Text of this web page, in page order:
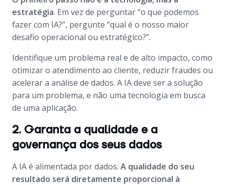
estratégia. Em vez de perguntar “o que podemos
fazer com IA?”, pergunte “qual é o nosso maior
desafio operacional ou estratégico?”.
Identifique um problema real e de alto impacto, como
otimizar o atendimento ao cliente, reduzir fraudes ou
acelerar a análise de dados. A IA deve ser a solução
para um problema, e não uma tecnologia em busca
de uma aplicação.
2. Garanta a qualidade e a
governança dos seus dados
A IA é alimentada por dados. A qualidade do seu
resultado será diretamente proporcional à